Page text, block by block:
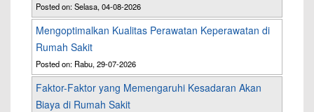
Posted on: Selasa, 04-08-2026
Mengoptimalkan Kualitas Perawatan Keperawatan di
Rumah Sakit
Posted on: Rabu, 29-07-2026
Faktor-Faktor yang Memengaruhi Kesadaran Akan
Biaya di Rumah Sakit